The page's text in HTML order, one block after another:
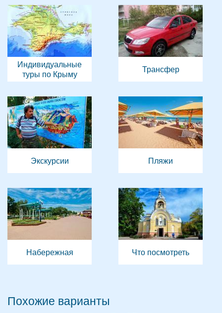
Индивидуальные
туры по Крыму
Трансфер
Экскурсии Пляжи
Набережная Что посмотреть
Похожие варианты